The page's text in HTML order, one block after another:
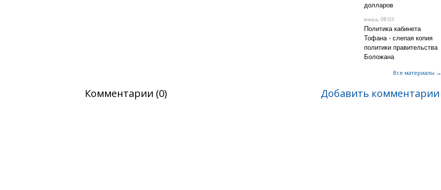
долларов
вчера, 08:03
Политика кабинета
Тофана - слепая копия
политики правительства
Боложана
Все материалы →
Комментарии (0) Добавить комментарии